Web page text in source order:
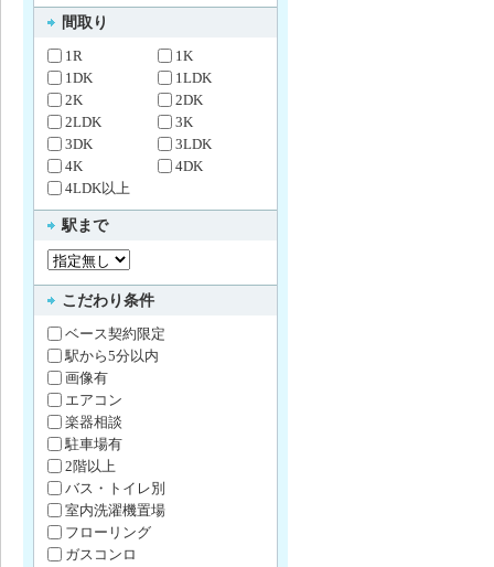
間取り
1R
1K
1DK
1LDK
2K
2DK
2LDK
3K
3DK
3LDK
4K
4DK
4LDK以上
駅まで
こだわり条件
ベース契約限定
駅から5分以内
画像有
エアコン
楽器相談
駐車場有
2階以上
バス・トイレ別
室内洗濯機置場
フローリング
ガスコンロ